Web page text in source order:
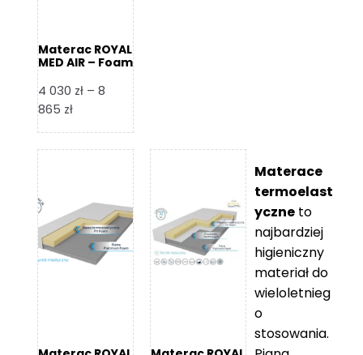
Materac ROYAL
MED AIR – Foam
4 030 zł – 8
865 złZakres
od
do
8
865 zł
Materace
termoelast
yczne to
najbardziej
higieniczny
materiał do
wieloletnieg
o
stosowania.